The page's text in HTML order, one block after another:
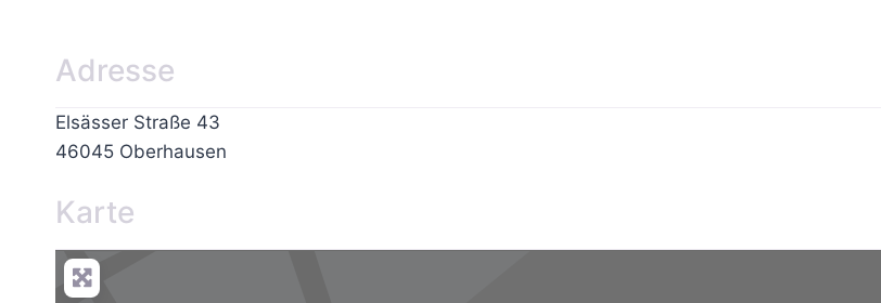
Adresse
Elsässer Straße 43
46045 Oberhausen
Karte